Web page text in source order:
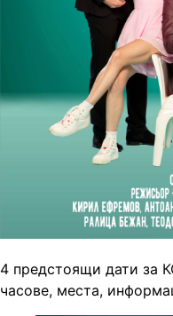
4 предстоящи дати
часове, места,